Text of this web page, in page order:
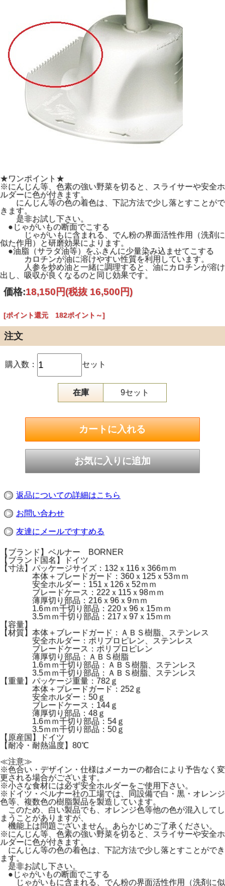
★ワンポイント★
※にんじん等、色素の強い野菜を切ると、スライサーや安全ホ
ルダーに色が付きます。
にんじん等の色の着色は、下記方法で少し落とすことがで
きます。
是非お試し下さい。
●じゃがいもの断面でこする
じゃがいもに含まれる、でん粉の界面活性作用（洗剤に
似た作用）と研磨効果によります。
●油脂（サラダ油等）をふきんに少量染み込ませてこする
カロチンが油に溶けやすい性質を利用しています。
人参を炒め油と一緒に調理すると、油にカロチンが溶け
出し、吸収が良くなるのと同じ効果です。
価格:18,150円(税抜 16,500円)
[ポイント還元 182ポイント～]
注文
購入数： セット
在庫 9セット
返品についての詳細はこちら
お問い合わせ
友達にメールですすめる
【ブランド】ベルナー BORNER
【ブランド国名】ドイツ
【寸法】パッケージサイズ：132ｘ116ｘ366ｍｍ
本体＋ブレードガード：360ｘ125ｘ53ｍｍ
安全ホルダー：151ｘ126ｘ52ｍｍ
ブレードケース：222ｘ115ｘ98ｍｍ
薄厚切り部品：216ｘ96ｘ9ｍｍ
1.6ｍｍ千切り部品：220ｘ96ｘ15ｍｍ
3.5ｍｍ千切り部品：217ｘ97ｘ15ｍｍ
【容量】
【材質】本体＋ブレードガード：ＡＢＳ樹脂、ステンレス
安全ホルダー：ポリプロピレン、ステンレス
ブレードケース：ポリプロピレン
薄厚切り部品：ＡＢＳ樹脂
1.6ｍｍ千切り部品：ＡＢＳ樹脂、ステンレス
3.5ｍｍ千切り部品：ＡＢＳ樹脂、ステンレス
【重量】パッケージ重量：782ｇ
本体＋ブレードガード：252ｇ
安全ホルダー：50ｇ
ブレードケース：144ｇ
薄厚切り部品：48ｇ
1.6ｍｍ千切り部品：54ｇ
3.5ｍｍ千切り部品：50ｇ
【原産国】ドイツ
【耐冷・耐熱温度】80℃
≪注意≫
※色合い・デザイン・仕様はメーカーの都合により予告なく変
更される場合がございます。
※小さな食材には必ず安全ホルダーをご使用下さい。
※ドイツ・ベルナー社の工場では、同設備で白・黒・オレンジ
色等、複数色の樹脂製品を製造しています。
このため、白い製品でも、オレンジ色等他の色が混入してし
まうことがありますが、
機能上は問題ございません。あらかじめご了承ください。
※にんじん等、色素の強い野菜を切ると、スライサーや安全ホ
ルダーに色が付きます。
にんじん等の色の着色は、下記方法で少し落とすことができ
ます。
是非お試し下さい。
●じゃがいもの断面でこする
じゃがいもに含まれる、でん粉の界面活性作用（洗剤に似